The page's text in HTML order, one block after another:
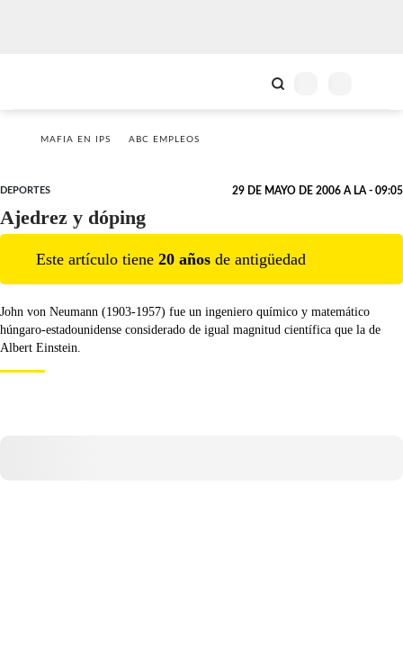
MAFIA EN IPS ABC EMPLEOS
DEPORTES 29 DE MAYO DE 2006 A LA - 09:05
Ajedrez y dóping
Este artículo tiene 20 años de antigüedad
John von Neumann (1903-1957) fue un ingeniero químico y matemático
húngaro-estadounidense considerado de igual magnitud científica que la de
Albert Einstein.